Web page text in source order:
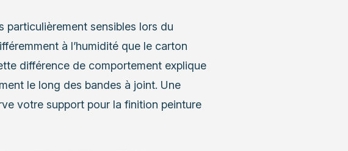
particulièrement sensibles lors du
à l’humidité que le carton
différence de comportement explique
le long des bandes à joint. Une
votre support pour la finition peinture